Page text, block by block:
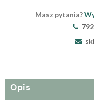
Masz pytania?
Opis